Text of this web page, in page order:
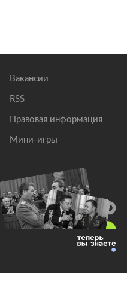
Вакансии
RSS
Правовая информация
Мини-игры
защищены.